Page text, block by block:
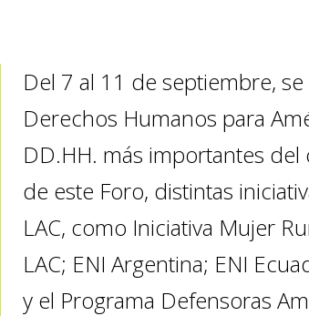
Del 7 al 11 de septiembre,
Derechos Humanos para
DD.HH. más importantes
de este Foro, distintas
LAC, como Iniciativa Mujer
LAC; ENI Argentina; ENI
y el Programa Defensoras